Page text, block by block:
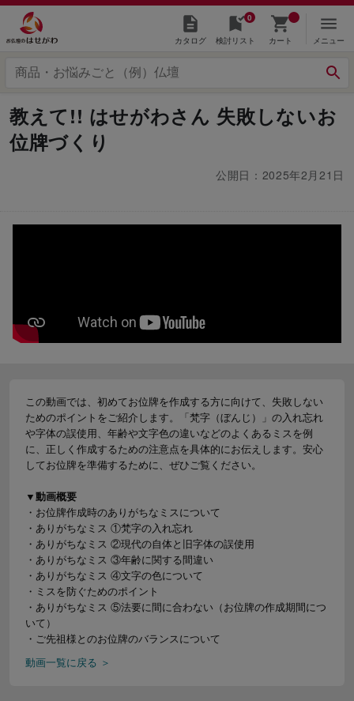
カタログ
0
検討リスト カート メニュー
教えて!! はせがわさん 失敗しないお
位牌づくり
公開日：2025年2月21日
この動画では、初めてお位牌を作成する方に向けて、失敗しない
ためのポイントをご紹介します。「梵字（ぼんじ）」の入れ忘れ
や字体の誤使用、年齢や文字色の違いなどのよくあるミスを例
に、正しく作成するための注意点を具体的にお伝えします。安心
してお位牌を準備するために、ぜひご覧ください。
▼動画概要
・お位牌作成時のありがちなミスについて
・ありがちなミス ①梵字の入れ忘れ
・ありがちなミス ②現代の自体と旧字体の誤使用
・ありがちなミス ③年齢に関する間違い
・ありがちなミス ④文字の色について
・ミスを防ぐためのポイント
・ありがちなミス ⑤法要に間に合わない（お位牌の作成期間につ
いて）
・ご先祖様とのお位牌のバランスについて
動画一覧に戻る ＞